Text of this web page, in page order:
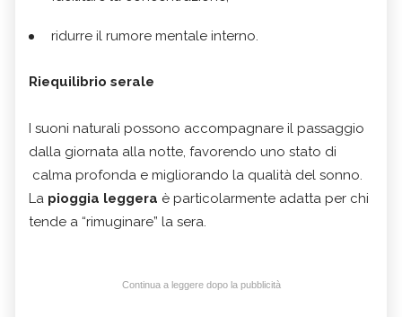
ridurre il rumore mentale interno.
Riequilibrio serale
I suoni naturali possono accompagnare il passaggio
dalla giornata alla notte, favorendo uno stato di
calma profonda e migliorando la qualità del sonno.
La pioggia leggera è particolarmente adatta per chi
tende a “rimuginare” la sera.
Continua a leggere dopo la pubblicità